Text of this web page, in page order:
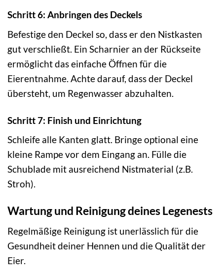
Schritt 6: Anbringen des Deckels
Befestige den Deckel so, dass er den Nistkasten
gut verschließt. Ein Scharnier an der Rückseite
ermöglicht das einfache Öffnen für die
Eierentnahme. Achte darauf, dass der Deckel
übersteht, um Regenwasser abzuhalten.
Schritt 7: Finish und Einrichtung
Schleife alle Kanten glatt. Bringe optional eine
kleine Rampe vor dem Eingang an. Fülle die
Schublade mit ausreichend Nistmaterial (z.B.
Stroh).
Wartung und Reinigung deines Legenests
Regelmäßige Reinigung ist unerlässlich für die
Gesundheit deiner Hennen und die Qualität der
Eier.